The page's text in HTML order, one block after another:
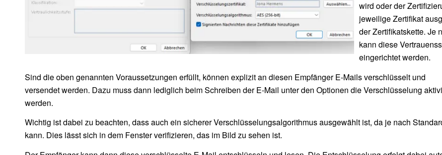
wird oder der
jeweilige Zertifikat
der Zertifikatskette. Je
kann diese
eingerichtet werden.
Sind die oben genannten Voraussetzungen erfüllt, können explizit an diesen Empfänger E-Mails verschlüsselt und
versendet werden. Dazu muss dann lediglich beim Schreiben der E-Mail unter den Optionen die Verschlüsselung
werden.
Wichtig ist dabei zu beachten, dass auch ein sicherer Verschlüsselungsalgorithmus ausgewählt ist, da je nach
kann. Dies lässt sich in dem Fenster verifizieren, das im Bild zu sehen ist.